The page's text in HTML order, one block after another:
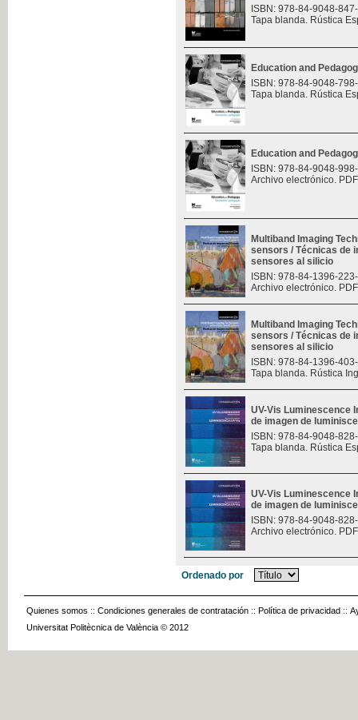
ISBN: 978-84-9048-
Tapa blanda. Rústica
Education and
ISBN: 978-84-9048-
Tapa blanda. Rústica
Education and
ISBN: 978-84-9048-
Archivo electrónico.
Multiband Imaging
sensors / Técnicas de
sensores al silicio
ISBN: 978-84-1396-
Archivo electrónico.
Multiband Imaging
sensors / Técnicas de
sensores al silicio
ISBN: 978-84-1396-
Tapa blanda. Rústica
UV-Vis Luminescence
de imagen de
ISBN: 978-84-9048-
Tapa blanda. Rústica
UV-Vis Luminescence
de imagen de
ISBN: 978-84-9048-
Archivo electrónico.
Ordenado por
Quienes somos :: Condiciones generales de contratación :: Política de privacidad ::
Universitat Politècnica de València © 2012